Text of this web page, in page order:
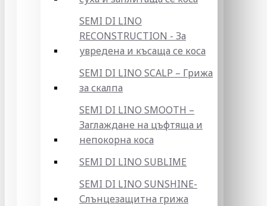
SEMI DI LINO
RECONSTRUCTION - За
увредена и късаща се коса
SEMI DI LINO SCALP – Грижа
за скалпа
SEMI DI LINO SMOOTH –
Заглаждане на цъфтяща и
непокорна коса
SEMI DI LINO SUBLIME
SEMI DI LINO SUNSHINE-
Слънцезащитна грижа